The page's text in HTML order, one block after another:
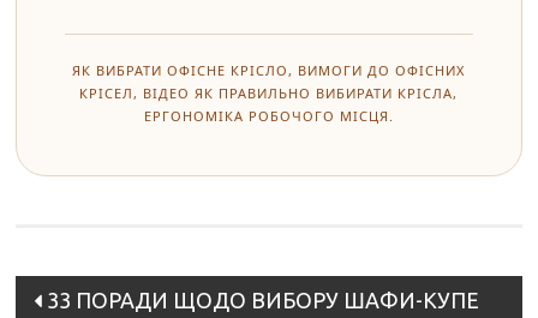
ЯК ВИБРАТИ ОФІСНЕ КРІСЛО, ВИМОГИ ДО ОФІСНИХ
КРІСЕЛ, ВІДЕО ЯК ПРАВИЛЬНО ВИБИРАТИ КРІСЛА,
ЕРГОНОМІКА РОБОЧОГО МІСЦЯ.
Post
33 ПОРАДИ ЩОДО ВИБОРУ ШАФИ-КУПЕ